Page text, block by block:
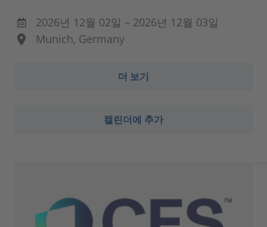
2026년 12월 02일 – 2026년 12월 03일
Munich, Germany
더 보기
캘린더에 추가